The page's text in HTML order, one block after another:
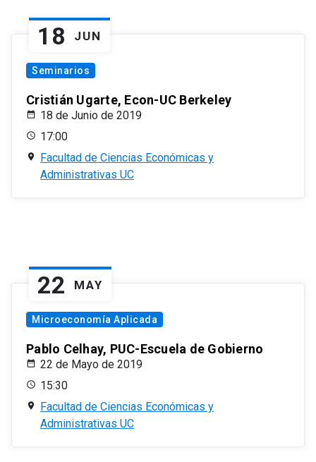
18 JUN
Seminarios
Cristián Ugarte, Econ-UC Berkeley
18 de Junio de 2019
17:00
Facultad de Ciencias Económicas y
Administrativas UC
22 MAY
Microeconomía Aplicada
Pablo Celhay, PUC-Escuela de Gobierno
22 de Mayo de 2019
15:30
Facultad de Ciencias Económicas y
Administrativas UC